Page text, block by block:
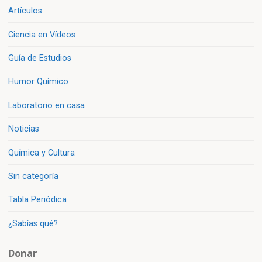
Artículos
Ciencia en Vídeos
Guía de Estudios
Humor Químico
Laboratorio en casa
Noticias
Química y Cultura
Sin categoría
Tabla Periódica
¿Sabías qué?
Donar